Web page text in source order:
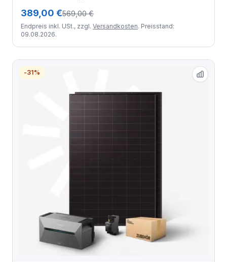
389,00 €569,00 €
Endpreis inkl. USt., zzgl. Versandkosten. Preisstand:
09.08.2026.
-31%